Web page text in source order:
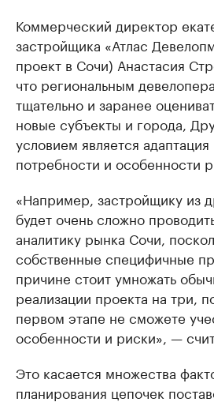
Коммерческий директор
застройщика «Атлас
проект в Сочи) Анастасия
что региональным
тщательно и заранее
новые субъекты и города,
условием является
потребности и особенности
«Например, застройщику из
будет очень сложно
аналитику рынка Сочи,
собственные специфичные
причине стоит умножать
реализации проекта на три,
первом этапе не сможете
особенности и риски», —
Это касается множества
планирования цепочек